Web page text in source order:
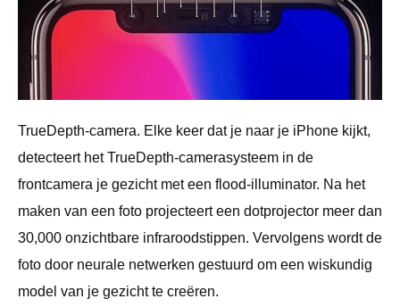
TrueDepth-camera. Elke keer dat je naar je iPhone kijkt,
detecteert het TrueDepth-camerasysteem in de
frontcamera je gezicht met een flood-illuminator. Na het
maken van een foto projecteert een dotprojector meer dan
30,000 onzichtbare infraroodstippen. Vervolgens wordt de
foto door neurale netwerken gestuurd om een ​​wiskundig
model van je gezicht te creëren.